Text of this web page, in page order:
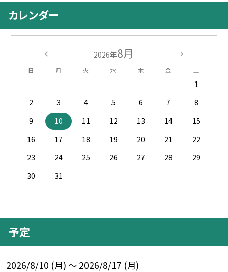
カレンダー
2026年8月
日 月 火 水 木 金 土
1
2
3 4 5 6 7
8
9
10 11 12 13 14
15
16
17 18 19 20 21
22
23
24 25 26 27 28
29
30
31
予定
2026/8/10 (月) ～ 2026/8/17 (月)